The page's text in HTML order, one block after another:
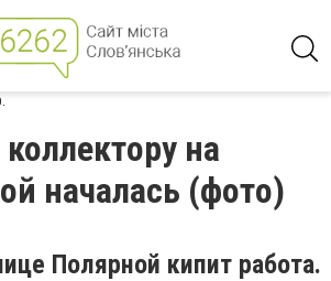
на
началась (фото)
Полярной кипит работа.